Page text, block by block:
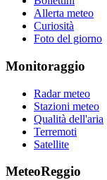
Allerta meteo
Curiosità
Foto del giorno
Monitoraggio
Radar meteo
Stazioni meteo
Qualità dell'aria
Terremoti
Satellite
MeteoReggio